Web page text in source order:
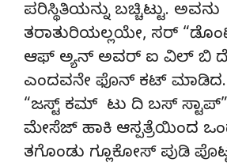
ಪರಿಸ್ಥಿತಿಯನ್ನು ಬಚ್ಚಿಟ್ಟು. ಅವನು
ತರಾತುರಿಯಲ್ಲಯೇ, ಸರ್
ಆಫ್ ಅ್ಯನ್ ಅವರ್ ಐ ವಿಲ್ ಬಿ
ಎಂದವನೇ ಫೊನ್ ಕಟ್ ಮಾಡಿದ.
“ಜಸ್ಟ್ ಕಮ್ ಟು ದಿ ಬಸ್ ಸ್ಟಾಪ್”
ಮೇಸೆಜ್ ಹಾಕಿ ಆಸ್ಪತ್ರೆಯಿಂದ
ತಗೊಂಡು ಗ್ಲೂಕೋಸ್ ಪುಡಿ